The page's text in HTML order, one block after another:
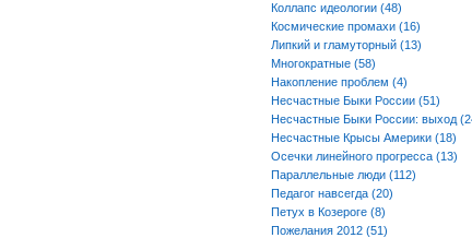
Коллапс идеологии (48)
Космические промахи (16)
Липкий и гламуторный (13)
Многократные (58)
Накопление проблем (4)
Несчастные Быки России (51)
Несчастные Быки России: выход
Несчастные Крысы Америки (18)
Осечки линейного прогресса (13)
Параллельные люди (112)
Педагог навсегда (20)
Петух в Козероге (8)
Пожелания 2012 (51)